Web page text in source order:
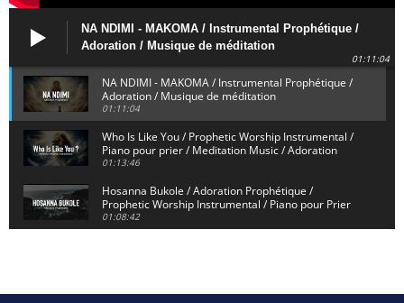
NA NDIMI - MAKOMA / Instrumental Prophétique /
Adoration / Musique de méditation
01:11:04
NA NDIMI - MAKOMA / Instrumental Prophétique /
Adoration / Musique de méditation
01:11:04
Who Is Like You / Prophetic Worship Instrumental /
Piano pour prier / Meditation Music / Adoration
01:13:46
Hosanna Bukole / Adoration Prophétique /
Prophetic Worship Instrumental / Piano pour Prier
01:08:42
Dieu de Secours - God of Rescue / Adoration